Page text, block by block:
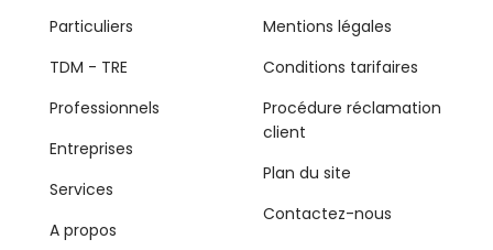
Particuliers
TDM - TRE
Professionnels
Entreprises
Services
A propos
Mentions légales
Conditions tarifaires
Procédure réclamation
client
Plan du site
Contactez-nous